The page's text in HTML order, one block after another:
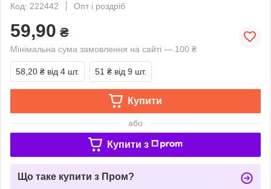
Код: 222442
Опт і роздріб
59,90 ₴
Мінімальна сума замовлення на сайті — 100 ₴
58,20 ₴ від 4 шт. 51 ₴ від 9 шт.
Купити
або
Купити з
Що таке купити з Пром?